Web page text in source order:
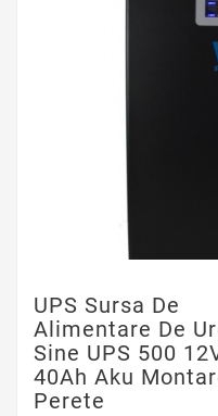
UPS Sursa De
Alimentare De
Sine UPS 500
40Ah Aku
Perete